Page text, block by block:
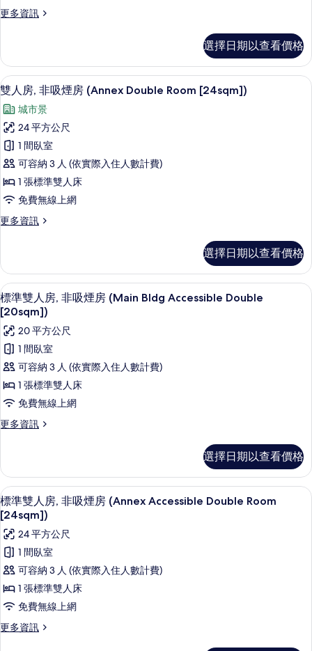
片
房
Building
Double
Room
[20sqm])
的
所
有
相
片
更多資訊
更
房,
非
吸
房
(Main
Building
Double
Room
[20sqm])
的
詳
選擇日期以查看價格
顯
示
雙
人
房,
非
吸
房
Double
Room
[24sqm])
的
所
有
相
片
雙人房, 非吸煙房 (Annex Double
10
雙人房, 非吸煙房 (Annex Double Room [24sqm])
城市景
24 平方公尺
1 間臥室
可容納 3 人 (依實際入住人數計費)
1 張標準雙人床
免費無線上網
更多資訊
更
房,
非
吸
煙
房
(Annex
Double
Room
[24sqm])
的
情
選擇日期以查看價格
顯
示
標
準
雙
人
房,
非
房
(Main
Bldg
Accessible
Double
[20sqm])
的
所
有
相
標準雙人房, 非吸煙房 (Main Bldg
1
標準雙人房, 非吸煙房 (Main Bldg Accessible Double
[20sqm])
20 平方公尺
1 間臥室
可容納 3 人 (依實際入住人數計費)
1 張標準雙人床
免費無線上網
更多資訊
更
雙
人
房,
非
吸
煙
房
(Main
Bldg
Accessible
Double
[20sqm])
的
詳
選擇日期以查看價格
顯
示
標
準
雙
人
房,
非
標準雙人房, 非吸煙房 (Annex
1
標準雙人房, 非吸煙房 (Annex Accessible Double Room
[24sqm])
24 平方公尺
1 間臥室
可容納 3 人 (依實際入住人數計費)
1 張標準雙人床
免費無線上網
更多資訊
更